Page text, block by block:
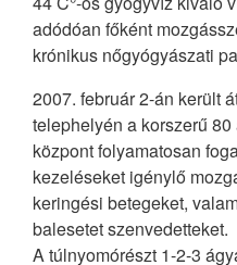
adódóan főként
krónikus nőgyógyászati
2007. február 2-án került
telephelyén a korszerű
központ folyamatosan
kezeléseket igénylő
keringési betegeket,
balesetet szenvedetteket.
A túlnyomórészt 1-2-3